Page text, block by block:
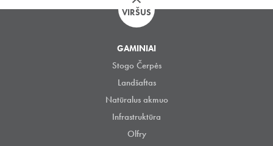
VIRŠUS
GAMINIAI
Stogo Čerpės
Landšaftas
Natūralus akmuo
Infrastruktūra
Olfry